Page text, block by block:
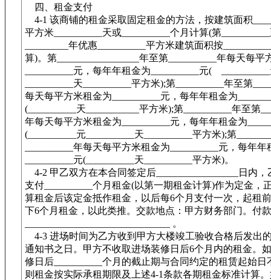
四、租金支付
4-1 该商铺的租金采取固定租金的方法，按建筑面积
平方米__________天或__________个月计算(第
_________年优惠__________平方米建筑面积按
算)。第_________________年至第__________年每天每平
__________元，每年年租金为__________元(
__________天__________平方米);第__________年至第
每天每平方米租金为__________元，每年年租金为
(__________天___________平方米);第__________年至第
年每天每平方米租金为__________元，每年年租金为
(__________元__________天__________平方米);第
__________年每天每平方米租金为__________元，每年年
__________元(__________天__________平方米)。
4-2 甲乙双方在本合同签定后_________________日内
支付__________个月租金(以第一期租金计算)作为定金，
算租金后该定金抵作租金，以后每6个月支付一次，起租
下6个月租金，以此类推。交款地点：甲方财务部门。付
______________________________ 。
4-3 进场时间为乙方收到甲方大楼竣工验收合格后发出
通知书之日。甲方不收取进场装修日后6个月内的租金。
修日后__________个月的截止期与合同约定的租赁起始日
则租金按实际承租期限及上述4-1条款各期租金标准计算